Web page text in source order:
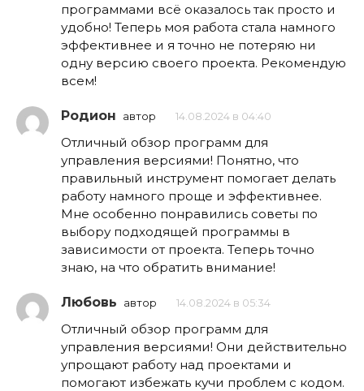
программами всё оказалось так просто и
удобно! Теперь моя работа стала намного
эффективнее и я точно не потеряю ни
одну версию своего проекта. Рекомендую
всем!
Родион автор 14.08.2024 в 04:40
Отличный обзор программ для
управления версиями! Понятно, что
правильный инструмент помогает делать
работу намного проще и эффективнее.
Мне особенно понравились советы по
выбору подходящей программы в
зависимости от проекта. Теперь точно
знаю, на что обратить внимание!
Любовь автор 14.08.2024 в 05:34
Отличный обзор программ для
управления версиями! Они действительно
упрощают работу над проектами и
помогают избежать кучи проблем с кодом.